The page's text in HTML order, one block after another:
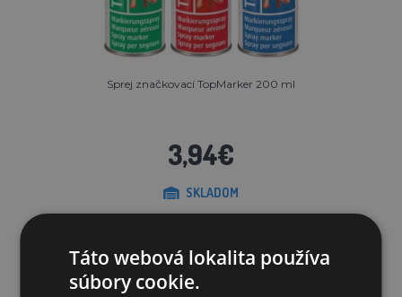
Sprej značkovací TopMarker 200 ml
3,94€
SKLADOM
Táto webová lokalita používa
súbory cookie.